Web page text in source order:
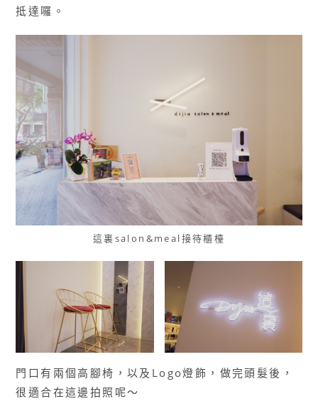
抵達囉。
這裏salon&meal接待櫃檯
門口有兩個高腳椅，以及Logo燈飾，做完頭髮後，
很適合在這邊拍照呢～